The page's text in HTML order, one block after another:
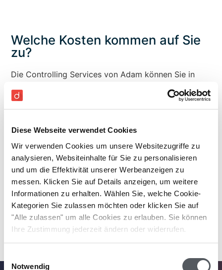
Diese Webseite verwendet Cookies
Wir verwenden Cookies um unsere Websitezugriffe zu
analysieren, Websiteinhalte für Sie zu personalisieren
und um die Effektivität unserer Werbeanzeigen zu
messen. Klicken Sie auf Details anzeigen, um weitere
Informationen zu erhalten. Wählen Sie, welche Cookie-
Kategorien Sie zulassen möchten oder klicken Sie auf
"Alle zulassen" um alle Cookies zu erlauben. Sie können
Ihre Zustimmung jederzeit ändern oder widerrufen.
Notwendig
Welche Kosten kommen auf Sie
zu?
Die Controlling Services von Adam können Sie in
monatlichen Preisen und ohne Überraschungen am
Ende des Monats.
der Adam Controlling Software + Tutorials &
Chat Support
Controlling Sparring- Das All-inclusive
Controlling Paket inkl. Software, 1:1 Finance
Sparring & Academy
Nähere Infos finden Sie auf der
Preiseseite von